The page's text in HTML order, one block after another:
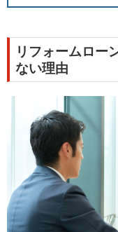
リフォームロー
ない理由